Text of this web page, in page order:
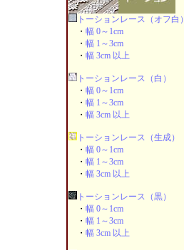
トーションレース（オフ白）
・ 幅 0～1cm
・ 幅 1～3cm
・ 幅 3cm 以上
トーションレース（白）
・ 幅 0～1cm
・ 幅 1～3cm
・ 幅 3cm 以上
トーションレース（生成）
・ 幅 0～1cm
・ 幅 1～3cm
・ 幅 3cm 以上
トーションレース（黒）
・ 幅 0～1cm
・ 幅 1～3cm
・ 幅 3cm 以上